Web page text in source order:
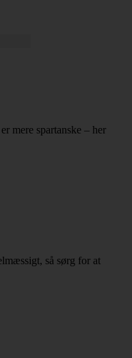
mere spartanske – her
så sørg for at